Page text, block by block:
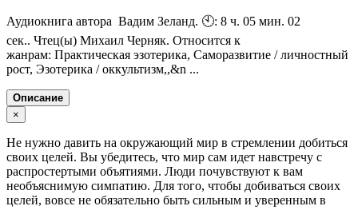
Аудиокнига автора Вадим Зеланд. 🕙: 8 ч. 05 мин. 02
сек.. Чтец(ы) Михаил Черняк. Относится к
жанрам: Практическая эзотерика, Саморазвитие / личностный
рост, Эзотерика / оккультизм,,&n ...
Описание
×
Не нужно давить на окружающий мир в стремлении добиться
своих целей. Вы убедитесь, что мир сам идет навстречу с
распростертыми объятиями. Люди почувствуют к вам
необъяснимую симпатию. Для того, чтобы добиваться своих
целей, вовсе не обязательно быть сильным и уверенным в